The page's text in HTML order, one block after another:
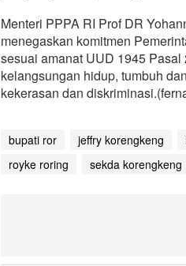
Menteri PPPA RI Prof DR
menegaskan komitmen
sesuai amanat UUD 1945
kelangsungan hidup, tumbuh
kekerasan dan
bupati ror jeffry korengkeng
royke roring
sekda korengkeng